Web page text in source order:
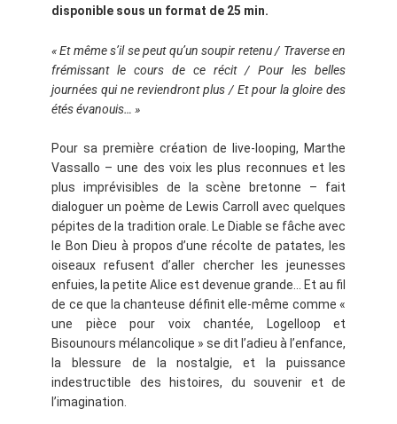
disponible sous un format de 25 min.
« Et même s’il se peut qu’un soupir retenu / Traverse en
frémissant le cours de ce récit / Pour les belles
journées qui ne reviendront plus / Et pour la gloire des
étés évanouis… »
Pour sa première création de live-looping, Marthe
Vassallo – une des voix les plus reconnues et les
plus imprévisibles de la scène bretonne – fait
dialoguer un poème de Lewis Carroll avec quelques
pépites de la tradition orale. Le Diable se fâche avec
le Bon Dieu à propos d’une récolte de patates, les
oiseaux refusent d’aller chercher les jeunesses
enfuies, la petite Alice est devenue grande… Et au fil
de ce que la chanteuse définit elle-même comme «
une pièce pour voix chantée, Logelloop et
Bisounours mélancolique » se dit l’adieu à l’enfance,
la blessure de la nostalgie, et la puissance
indestructible des histoires, du souvenir et de
l’imagination.